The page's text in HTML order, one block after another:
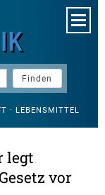
· LEBENSMITTEL
legt
vor